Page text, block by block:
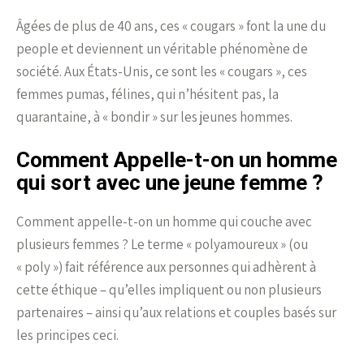
Âgées de plus de 40 ans, ces « cougars » font la une du
people et deviennent un véritable phénomène de
société. Aux États-Unis, ce sont les « cougars », ces
femmes pumas, félines, qui n’hésitent pas, la
quarantaine, à « bondir » sur les jeunes hommes.
Comment Appelle-t-on un homme
qui sort avec une jeune femme ?
Comment appelle-t-on un homme qui couche avec
plusieurs femmes ? Le terme « polyamoureux » (ou
« poly ») fait référence aux personnes qui adhèrent à
cette éthique – qu’elles impliquent ou non plusieurs
partenaires – ainsi qu’aux relations et couples basés sur
les principes ceci.